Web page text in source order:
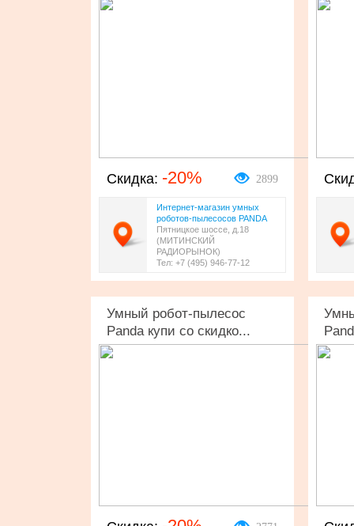
Скидка: -20% 2899
Интернет-магазин умных
роботов-пылесосов PANDA
Пятницкое шоссе, д.18
(МИТИНСКИЙ
РАДИОРЫНОК)
Тел: +7 (495) 946-77-12
Умный робот-пылесос
Panda купи со скидко...